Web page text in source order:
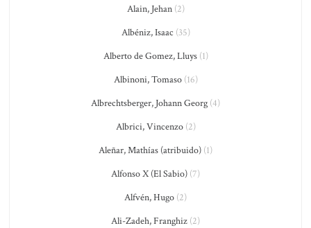
Alain, Jehan(2)
Albéniz, Isaac (35)
Alberto de Gomez, Lluys(1)
Albinoni, Tomaso(16)
Albrechtsberger, Johann Georg (4)
Albrici, Vincenzo(2)
Aleñar, Mathías (atribuido) (1)
Alfonso X (El Sabio) (7)
Alfvén, Hugo (2)
Ali-Zadeh, Franghiz (2)